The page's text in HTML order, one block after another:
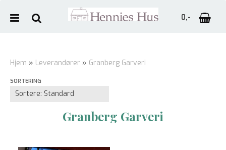
0,-
Hjem » Leverandører » Granberg Garveri
SORTERING
Granberg Garveri